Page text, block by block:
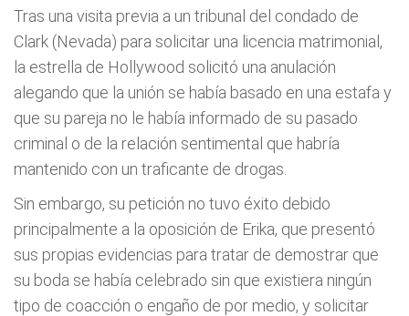
Tras una visita previa a un tribunal del condado de
Clark (Nevada) para solicitar una licencia matrimonial,
la estrella de Hollywood solicitó una anulación
alegando que la unión se había basado en una estafa y
que su pareja no le había informado de su pasado
criminal o de la relación sentimental que habría
mantenido con un traficante de drogas.
Sin embargo, su petición no tuvo éxito debido
principalmente a la oposición de Erika, que presentó
sus propias evidencias para tratar de demostrar que
su boda se había celebrado sin que existiera ningún
tipo de coacción o engaño de por medio, y solicitar